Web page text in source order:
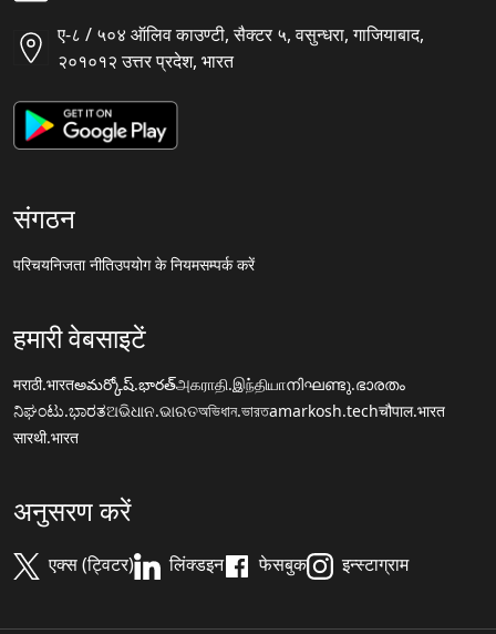
ए-८ / ५०४ ऑलिव काउण्टी, सैक्टर ५, वसुन्धरा, गाजियाबाद,
२०१०१२ उत्तर प्रदेश, भारत
संगठन
परिचयनिजता नीतिउपयोग के नियमसम्पर्क करें
हमारी वेबसाइटें
मराठी.भारतఅమర్కోష్.భారత్அகராதி.இந்தியாനിഘണ്ടു.ഭാരതം
ನಿಘಂಟು.ಭಾರತଅଭିଧାନ.ଭାରତঅভিধান.ভারতamarkosh.techचौपाल.भारत
सारथी.भारत
अनुसरण करें
एक्स (ट्विटर) लिंक्डइन फेसबुक इन्स्टाग्राम